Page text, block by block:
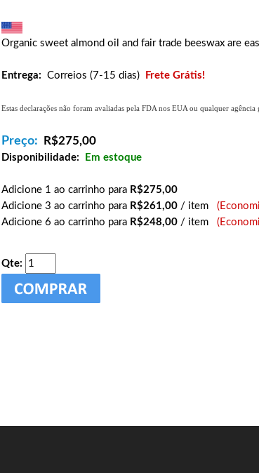
Organic sweet almond oil and fair trade beeswax are
Entrega: Correios (7-15 dias) Frete Grátis!
Estas declarações não foram avaliadas pela FDA nos EUA ou qualquer
Preço: R$275,00
Disponibilidade: Em estoque
Adicione 1 ao carrinho para R$275,00
Adicione 3 ao carrinho para R$261,00/ item
Adicione 6 ao carrinho para R$248,00/ item
Qte: